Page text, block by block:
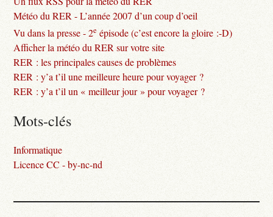
Météo du RER - L’année 2007 d’un coup d’oeil
Vu dans la presse - 2e épisode (c’est encore la gloire :-D)
Afficher la météo du RER sur votre site
RER : les principales causes de problèmes
RER : y’a t’il une meilleure heure pour voyager ?
RER : y’a t’il un « meilleur jour » pour voyager ?
Mots-clés
Informatique
Licence CC - by-nc-nd